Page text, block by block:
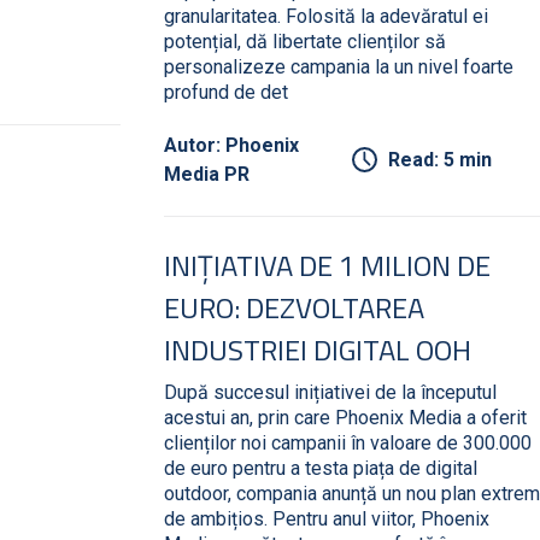
granularitatea. Folosită la adevăratul ei
potențial, dă libertate clienților să
personalizeze campania la un nivel foarte
profund de det
Autor: Phoenix
Media PR
Read: 5 min
INIȚIATIVA DE 1 MILION DE
EURO: DEZVOLTAREA
INDUSTRIEI DIGITAL OOH
După succesul inițiativei de la începutul
acestui an, prin care Phoenix Media a oferit
clienților noi campanii în valoare de 300.000
de euro pentru a testa piața de digital
outdoor, compania anunță un nou plan extrem
de ambițios. Pentru anul viitor, Phoenix